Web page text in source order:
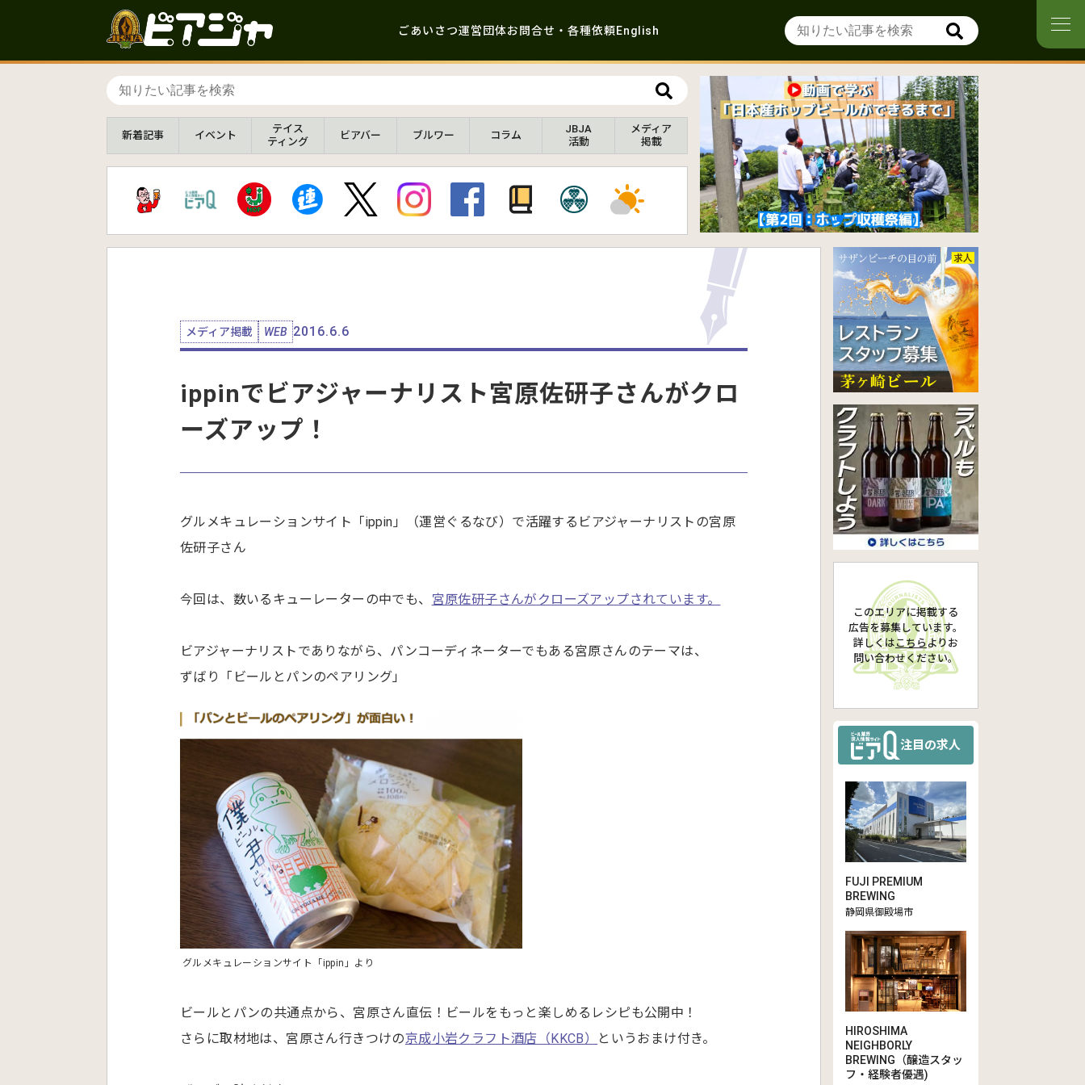
ごあいさつ運営団体お問合せ・各種依頼English
新着記事 イベント
テイス
ティング
ビアバー ブルワー コラム
JBJA
活動
メディア
掲載
メディア掲載 WEB 2016.6.6
ippinでビアジャーナリスト宮原佐研子さんがクロ
ーズアップ！
グルメキュレーションサイト「ippin」（運営ぐるなび）で活躍するビアジャーナリストの宮原
佐研子さん
今回は、数いるキューレーターの中でも、 宮原佐研子さんがクローズアップされています。
ビアジャーナリストでありながら、パンコーディネーターでもある宮原さんのテーマは、
ずばり「ビールとパンのペアリング」
グルメキュレーションサイト「ippin」より
ビールとパンの共通点から、宮原さん直伝！ビールをもっと楽しめるレシピも公開中！
さらに取材地は、宮原さん行きつけの京成小岩クラフト酒店（KKCB） というおまけ付き。
このエリアに掲載する
広告を募集しています。
詳しくは こちらより お
問い合わせください。
注目の求人
FUJI PREMIUM
BREWING
静岡県御殿場市
HIROSHIMA
NEIGHBORLY
BREWING（醸造スタッ
フ・経験者優遇)